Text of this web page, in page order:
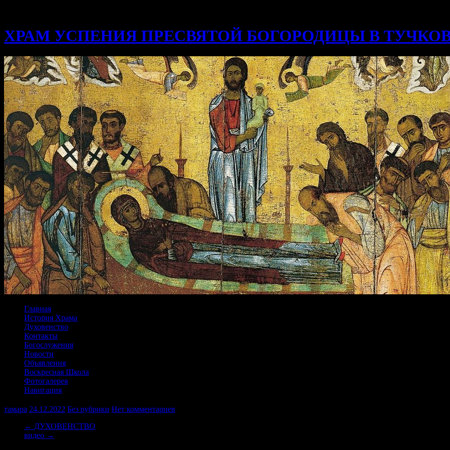
ХРАМ УСПЕНИЯ ПРЕСВЯТОЙ БОГОРОДИЦЫ В
Главная
История Храма
Духовенство
Контакты
Богослужения
Новости
Объявления
Воскресная Школа
Фотогалерея
Навигация
тамара 24.12.2022 Без рубрики Нет комментариев
← ДУХОВЕНСТВО
видео →